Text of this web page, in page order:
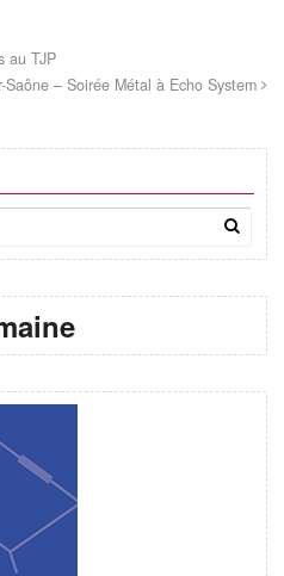
au TJP
Saône – Soirée Métal à Echo System